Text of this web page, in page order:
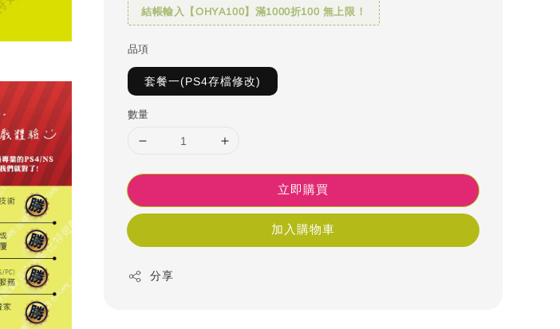
結帳輸入【OHYA100】滿1000折100 無上限！
品項
套餐一(PS4存檔修改)
數量
立即購買
加入購物車
分享